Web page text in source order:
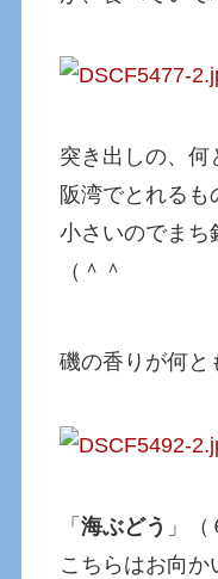
突き出しの、何
阪湾でとれるも
小さいのでまち
（＾＾
磯の香りが何と
「海ぶどう 」（
こちらはお向か